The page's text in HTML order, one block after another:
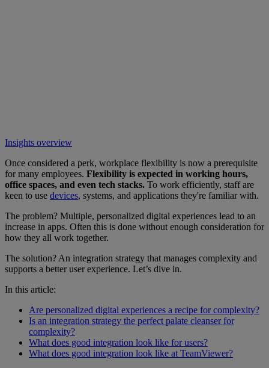
Insights overview
Once considered a perk, workplace flexibility is now a prerequisite
for many employees. Flexibility is expected in working hours,
office spaces, and even tech stacks. To work efficiently, staff are
keen to use devices, systems, and applications they're familiar with.
The problem? Multiple, personalized digital experiences lead to an
increase in apps. Often this is done without enough consideration for
how they all work together.
The solution? An integration strategy that manages complexity and
supports a better user experience. Let’s dive in.
In this article:
Are personalized digital experiences a recipe for complexity?
Is an integration strategy the perfect palate cleanser for
complexity?
What does good integration look like for users?
What does good integration look like at TeamViewer?